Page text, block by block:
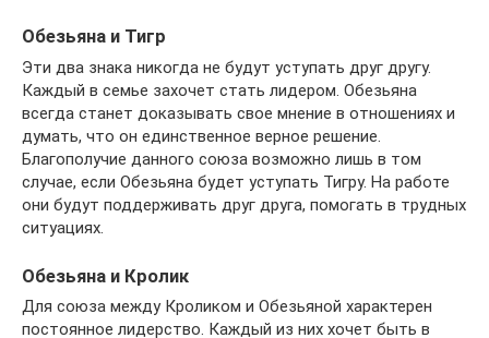
Обезьяна и Тигр
Эти два знака никогда не будут уступать друг другу.
Каждый в семье захочет стать лидером. Обезьяна
всегда станет доказывать свое мнение в отношениях и
думать, что он единственное верное решение.
Благополучие данного союза возможно лишь в том
случае, если Обезьяна будет уступать Тигру. На работе
они будут поддерживать друг друга, помогать в трудных
ситуациях.
Обезьяна и Кролик
Для союза между Кроликом и Обезьяной характерен
постоянное лидерство. Каждый из них хочет быть в